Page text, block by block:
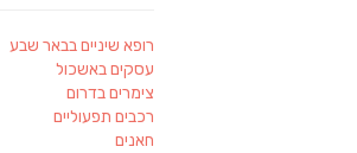
רופא שיניים בבאר שבע
עסקים באשכול
צימרים בדרום
רכבים תפעוליים
חאנים